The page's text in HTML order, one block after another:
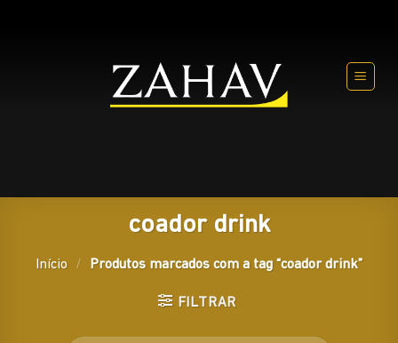
coador drink
Início / Produtos marcados com a tag “coador drink”
FILTRAR